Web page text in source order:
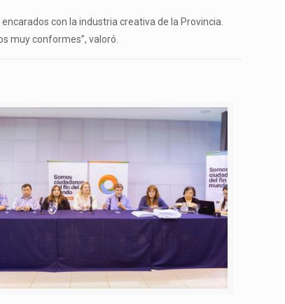
con la industria creativa de la Provincia.
muy conformes”, valoró.